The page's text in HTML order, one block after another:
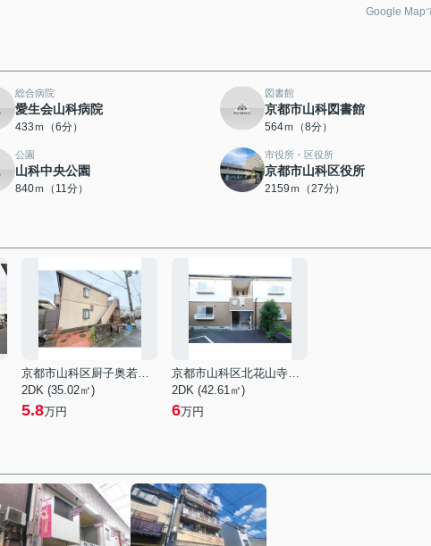
Google Map
総合病院
愛生会山科病院
433ｍ（6分）
図書館
京都市山科図書館
564ｍ（8分）
公園
山科中央公園
840ｍ（11分）
市役所・区役所
京都市山科区役所
2159ｍ（27分）
京都市山科区厨子奥若林町
2DK (35.02㎡)
5.8万円
京都市山科区北花山寺内町
2DK (42.61㎡)
6万円